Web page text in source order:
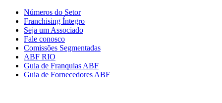
Números do Setor
Franchising Íntegro
Seja um Associado
Fale conosco
Comissões Segmentadas
ABF RIO
Guia de Franquias ABF
Guia de Fornecedores ABF